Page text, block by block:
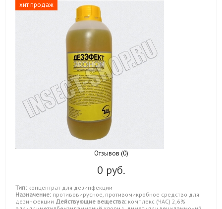
хит продаж
Отзывов (0)
0 руб.
Тип: концентрат для дезинфекции
Назначение: противовирусное, противомикробное средство для
дезинфекции Действующие вещества: комплекс (ЧАС) 2,6%